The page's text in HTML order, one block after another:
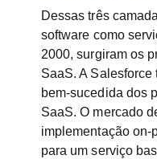
Dessas três
software como
2000, surgiram os
SaaS. A
bem-sucedida dos
SaaS. O mercado
implementação on-
para um serviço